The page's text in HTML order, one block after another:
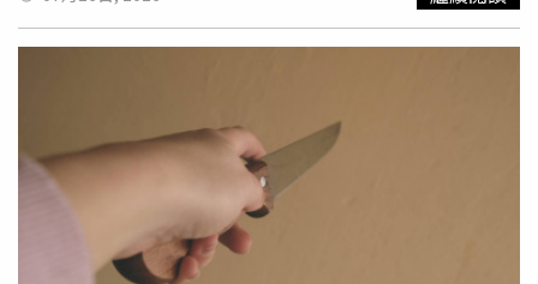
責，紀男則擔任店長，近10年來，音樂教室主要由王家二女
兒與其丈夫紀男負責教學及營運，其中王家二女兒擁有喬治
變更，新增王家三姊妹及紀男共4名股東，負責人也正式改
由紀男擔任，未料就在完成變更當天發生命案。根據《中時
新聞網》報導，林姓教授妻子近年健康狀況不佳，生活起居
無法自理，其他親屬經常前往協助照料。林妻向警方透露，
兩家人10年來早已形同陌路，3年前曾因教室產權及經營權
起爭執，並表示案發前丈夫說「要出去找人」，沒想到竟是